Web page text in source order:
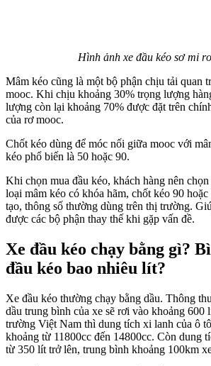
Hình ảnh xe đầu kéo sơ mi
Mâm kéo cũng là một bộ phận chịu tải quan
mooc. Khi chịu khoảng 30% trọng lượng
lượng còn lại khoảng 70% được đặt trên
của rơ mooc.
Chốt kéo dùng để móc nối giữa mooc với
kéo phổ biến là 50 hoặc 90.
Khi chọn mua đầu kéo, khách hàng nên
loại mâm kéo có khóa hãm, chốt kéo 90
tạo, thông số thường dùng trên thị trường.
được các bộ phận thay thế khi gặp vấn đề.
Xe đầu kéo chạy bằng gì?
đầu kéo bao nhiêu lít?
Xe đầu kéo thường chạy bằng dầu. Thông
dầu trung bình của xe sẽ rơi vào khoảng 600
trường Việt Nam thì dung tích xi lanh của ô
khoảng từ 11800cc đến 14800cc. Còn dung
từ 350 lít trở lên, trung bình khoảng 100km